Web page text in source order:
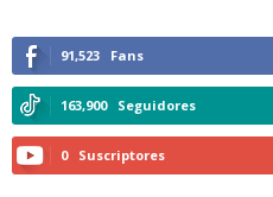
91,523 Fans
163,900 Seguidores
0 Suscriptores